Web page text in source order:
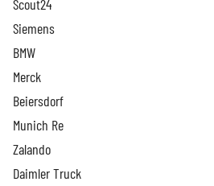
Scout24
Siemens
BMW
Merck
Beiersdorf
Munich Re
Zalando
Daimler Truck